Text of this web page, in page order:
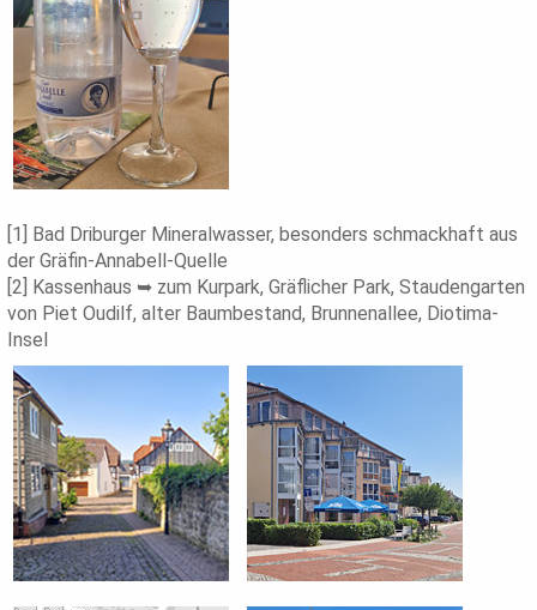
[1] Bad Driburger Mineralwasser, besonders schmackhaft aus
der Gräfin-Annabell-Quelle
[2] Kassenhaus ➥ zum Kurpark, Gräflicher Park, Staudengarten
von Piet Oudilf, alter Baumbestand, Brunnenallee, Diotima-
Insel